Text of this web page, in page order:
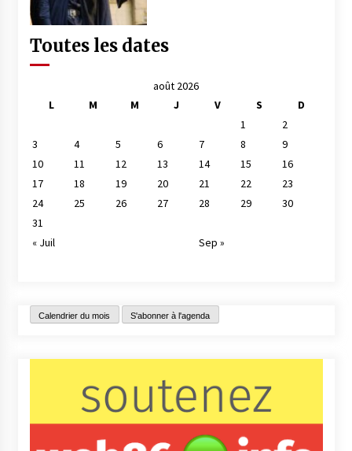
Toutes les dates
août 2026
L
M M J V S
D
1
2
3
4 5 6 7 8
9
10
11 12 13 14 15
16
17
18 19 20 21 22
23
24
25 26 27 28 29
30
31
« Juil
Sep »
Calendrier du mois S'abonner à l'agenda